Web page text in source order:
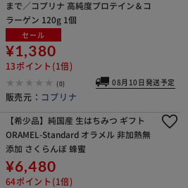
まで／コプリナ 高純度プロテイン＆コ
ラーゲン 120g 1個
セール
¥1,380
13ポイント(1倍)
(0) 08月10日発送予定
販売元： コプリナ
【希少品】純国産 生はちみつ ギフト
ORAMEL-Standard オラメル 非加熱無
添加 さくらんぼ 蜂蜜
¥6,480
64ポイント(1倍)